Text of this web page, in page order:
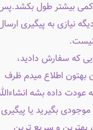
بیشتر طول
نیازی به پیگیری
که سفارش دادید،
بهتون اطلاع میدم ظرف
عودت داده بشه
موجودی بگیرید یا پیگیری